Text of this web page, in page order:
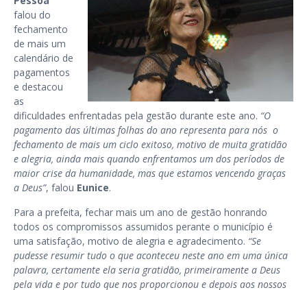
falou do
fechamento
de mais um
calendário de
pagamentos
e destacou
as
dificuldades enfrentadas pela gestão durante este ano. “O
pagamento das últimas folhas do ano representa para nós o
fechamento de mais um ciclo exitoso, motivo de muita gratidão
e alegria, ainda mais quando enfrentamos um dos períodos de
maior crise da humanidade, mas que estamos vencendo graças
a Deus”, falou Eunice.
Para a prefeita, fechar mais um ano de gestão honrando
todos os compromissos assumidos perante o município é
uma satisfação, motivo de alegria e agradecimento. “Se
pudesse resumir tudo o que aconteceu neste ano em uma única
palavra, certamente ela seria gratidão, primeiramente a Deus
pela vida e por tudo que nos proporcionou e depois aos nossos